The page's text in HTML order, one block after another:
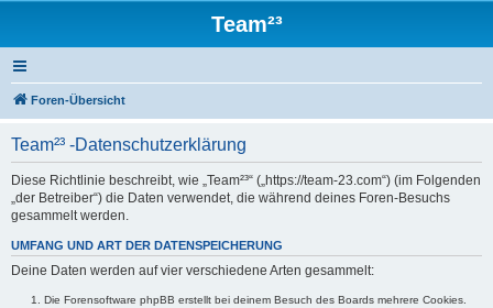
Team²³
Foren-Übersicht
Team²³ -Datenschutzerklärung
Diese Richtlinie beschreibt, wie „Team²³“ („https://team-23.com“) (im Folgenden
„der Betreiber“) die Daten verwendet, die während deines Foren-Besuchs
gesammelt werden.
UMFANG UND ART DER DATENSPEICHERUNG
Deine Daten werden auf vier verschiedene Arten gesammelt:
Die Forensoftware phpBB erstellt bei deinem Besuch des Boards mehrere Cookies.